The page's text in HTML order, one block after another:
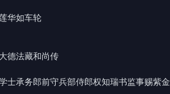
如车轮
德法藏和尚传
承务郎前守兵部侍郎权知瑞书监事赐紫金